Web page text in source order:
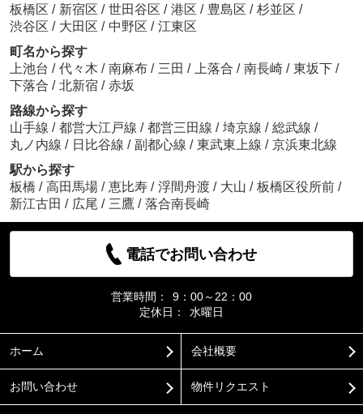
板橋区 / 新宿区 / 世田谷区 / 港区 / 豊島区 / 杉並区 /
渋谷区 / 大田区 / 中野区 / 江東区
町名から探す
上池台 / 代々木 / 南麻布 / 三田 / 上落合 / 南長崎 / 東坂下 /
下落合 / 北新宿 / 赤坂
路線から探す
山手線 / 都営大江戸線 / 都営三田線 / 埼京線 / 総武線 /
丸ノ内線 / 日比谷線 / 副都心線 / 東武東上線 / 京浜東北線
駅から探す
板橋 / 高田馬場 / 恵比寿 / 浮間舟渡 / 大山 / 板橋区役所前 /
新江古田 / 広尾 / 三鷹 / 落合南長崎
電話でお問い合わせ
営業時間：
9：00～22：00
定休日：
水曜日
ホーム 会社概要
お問い合わせ 物件リクエスト